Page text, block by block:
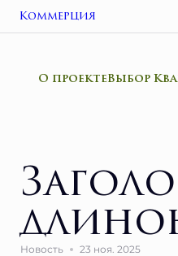
Коммерция
О проектеВыбор
Новость 23 ноя. 2025